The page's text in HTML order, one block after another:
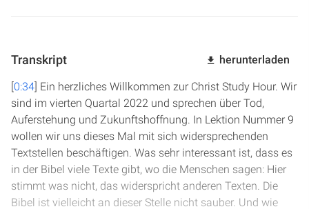
Transkript herunterladen
[0:34] Ein herzliches Willkommen zur Christ Study Hour. Wir
sind im vierten Quartal 2022 und sprechen über Tod,
Auferstehung und Zukunftshoffnung. In Lektion Nummer 9
wollen wir uns dieses Mal mit sich widersprechenden
Textstellen beschäftigen. Was sehr interessant ist, dass es
in der Bibel viele Texte gibt, wo die Menschen sagen: Hier
stimmt was nicht, das widerspricht anderen Texten. Die
Bibel ist vielleicht an dieser Stelle nicht sauber. Und wie